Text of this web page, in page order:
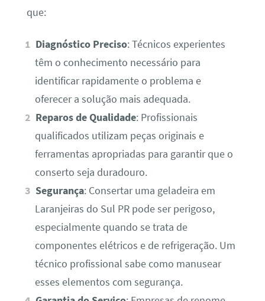
que:
Diagnóstico Preciso: Técnicos experientes
têm o conhecimento necessário para
identificar rapidamente o problema e
oferecer a solução mais adequada.
Reparos de Qualidade: Profissionais
qualificados utilizam peças originais e
ferramentas apropriadas para garantir que o
conserto seja duradouro.
Segurança: Consertar uma geladeira em
Laranjeiras do Sul PR pode ser perigoso,
especialmente quando se trata de
componentes elétricos e de refrigeração. Um
técnico profissional sabe como manusear
esses elementos com segurança.